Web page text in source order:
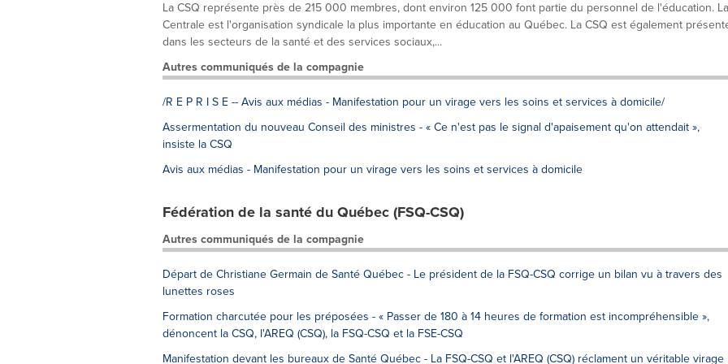
La CSQ représente près de 215 000 membres, dont environ 125 000 font partie du personnel de l'éducation. La
Centrale est l'organisation syndicale la plus importante en éducation au Québec. La CSQ est également
dans les secteurs de la santé et des services sociaux,...
Autres communiqués de la compagnie
/R E P R I S E -- Avis aux médias - Manifestation pour un virage vers les soins et services à domicile/
Assermentation du nouveau Conseil des ministres - « Ce n'est pas le signal d'apaisement qu'on attendait »,
insiste la CSQ
Avis aux médias - Manifestation pour un virage vers les soins et services à domicile
Fédération de la santé du Québec (FSQ-CSQ)
Autres communiqués de la compagnie
Départ de Christiane Germain de Santé Québec - Le président de la FSQ-CSQ corrige un bilan vu à travers des
lunettes roses
Formation charcutée pour les préposées - « Passer de 180 à 14 heures de formation est incompréhensible »,
dénoncent la CSQ, l'AREQ (CSQ), la FSQ-CSQ et la FSE-CSQ
Manifestation devant les bureaux de Santé Québec - La FSQ-CSQ et l'AREQ (CSQ) réclament un véritable virage